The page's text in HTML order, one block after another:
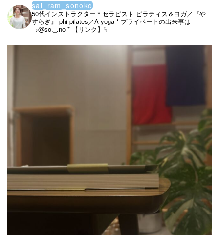
sai_ram_sonoko
50代インストラクター＊セラピスト ピラティス＆ヨガ／『や
すらぎ』
phi pilates／A-yoga * プライベートの出来事は
→@so._.no * 【リンク】☟